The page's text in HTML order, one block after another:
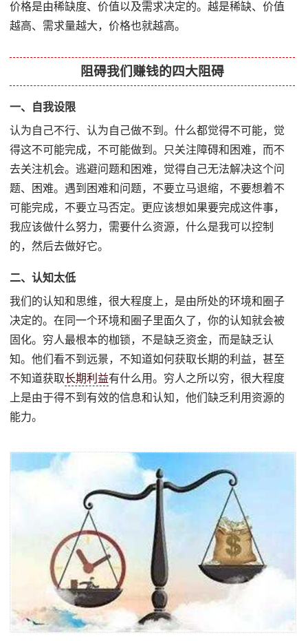
价格是由稀缺度、价值以及需求决定的。越是稀缺、价值
越高、需求量越大，价格也就越高。
阻碍我们赚钱的四大阻碍
一、自我设限
认为自己不行、认为自己做不到。什么都觉得不可能，觉
得这不可能完成，不可能做到。只关注障碍和困难，而不
去关注机会。逃避问题和困难，觉得自己无法解决这个问
题、困难。遇到困难和问题，不要立马退缩，不要想着不
可能完成，不要立马否定。更应该想如果要完成这件事，
我应该做什么努力，需要什么资源，什么是我可以控制
的，然后去做好它。
二、认知太低
我们的认知和思维，很大程度上，是由所处的环境和圈子
决定的。在同一个环境和圈子里面久了，你的认知就会被
固化。穷人最根本的枷锁，不是缺乏资金，而是缺乏认
知。他们看不到远景，不知道如何获取长期的利益，甚至
不知道获取长期利益有什么用。穷人之所以穷，很大程度
上是由于得不到有效的信息和认知，他们缺乏利用资源的
能力。